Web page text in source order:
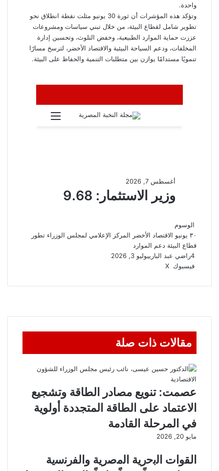
واحدة.
وتؤكد هذه المؤشرات أن ثورة 30 يونيو مثلت نقطة انطلاق نحو
تطوير شامل لقطاع البيئة، من خلال تبني سياسات ومشروعات
عززت حماية الموارد الطبيعية، وخفض التلوث، وتحسين إدارة
المخلفات، ودعم السياحة البيئية والاقتصاد الأخضر، لترسخ مسارًا
تنمويًا مستدامًا يوازن بين متطلبات التنمية والحفاظ على البيئة.
الوسوم
٣٠ يونيو
الاقتصاد الأخضر المركز الإعلامي لمجلس الوزراء تطور
قطاع البيئة دعم الموارد
راضي عبد البارييوليو 3, 2026
فيسبوك ‫X
البريد
مقالات ذات صلة
عصمت: تنويع مصادر الطاقة وتشجيع
الاعتماد على الطاقة المتجددة أولوية
في المرحلة القادمة
مايو 20, 2026
اﻟﻘوات اﻟﺑﺣرﯾﺔ اﻟﻣﺻرﯾﺔ واﻟﻔرﻧﺳﯾﺔ